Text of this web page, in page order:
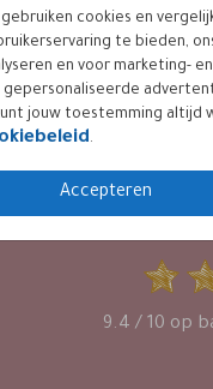
gebruiken cookies en
te bieden,
en voor marketing-
gepersonaliseerde
jouw toestemming altijd
.
Accepteren
9.4 / 10 op